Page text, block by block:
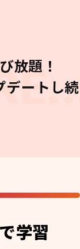
放題！
デートし続
学習